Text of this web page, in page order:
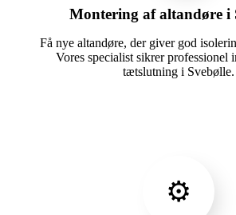
Montering af altandøre i
Få nye altandøre, der giver god
Vores specialist sikrer professionel
tætslutning i Svebølle.
⚙️